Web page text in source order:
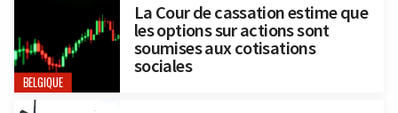
BELGIQUE
La Cour de cassation estime que
les options sur actions sont
soumises aux cotisations
sociales